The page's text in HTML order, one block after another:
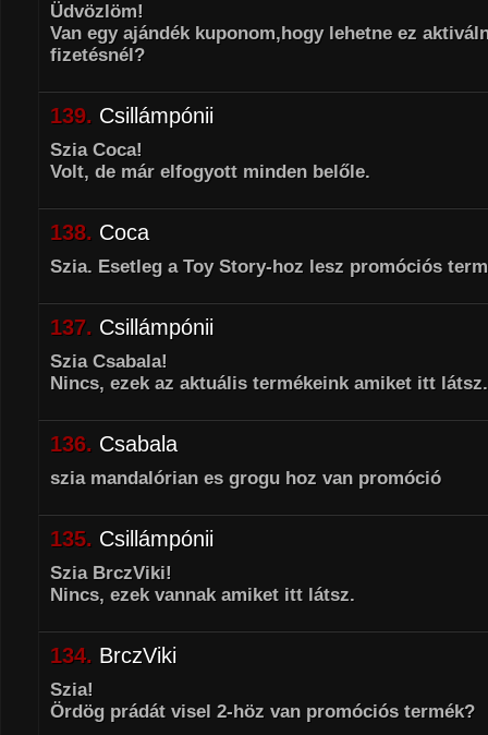
Üdvözlöm!
Van egy ajándék kuponom,hogy lehetne ez
fizetésnél?
139. Csillámpónii
Szia Coca!
Volt, de már elfogyott minden belőle.
138. Coca
Szia. Esetleg a Toy Story-hoz lesz promóciós
137. Csillámpónii
Szia Csabala!
Nincs, ezek az aktuális termékeink amiket itt látsz.
136. Csabala
szia mandalórian es grogu hoz van promóció
135. Csillámpónii
Szia BrczViki!
Nincs, ezek vannak amiket itt látsz.
134. BrczViki
Szia!
Ördög prádát visel 2-höz van promóciós termék?